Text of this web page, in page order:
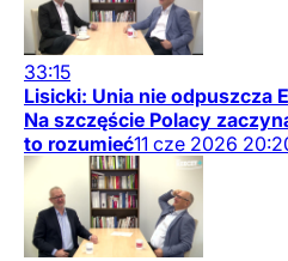
33:15
Lisicki: Unia nie odpuszcza
Na szczęście Polacy
to rozumieć11 cze 2026